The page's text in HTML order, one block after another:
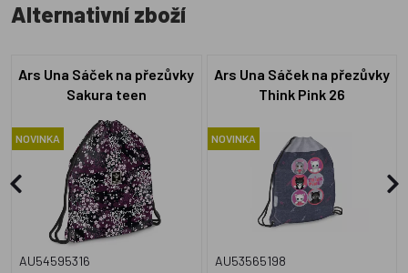
Alternativní zboží
Ars Una Sáček na přezůvky
Sakura teen
NOVINKA
AU54595316
Ars Una Sáček na přezůvky
Think Pink 26
NOVINKA
AU53565198